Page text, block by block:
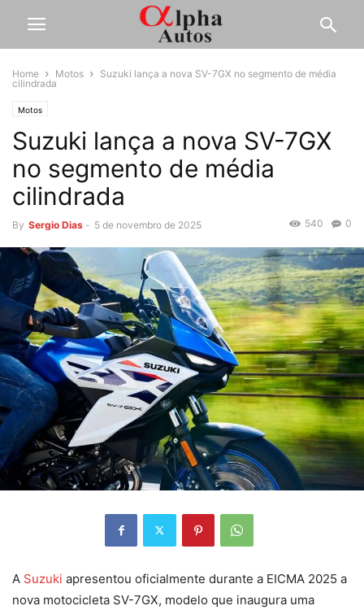
Home Motos
Suzuki lança a nova SV-7GX no segmento de média
cilindrada
Motos
Suzuki lança a nova SV-7GX
no segmento de média
cilindrada
By Sergio Dias - 5 de novembro de 2025 0
540
A Suzuki apresentou oficialmente durante a EICMA 2025 a
nova motocicleta SV-7GX, modelo que inaugura uma